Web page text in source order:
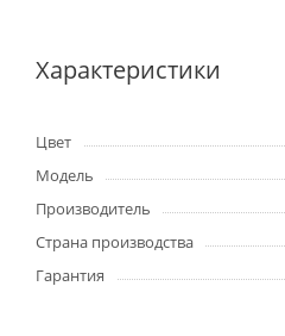
Характеристики
Цвет
Модель
Производитель
Страна производства
Гарантия